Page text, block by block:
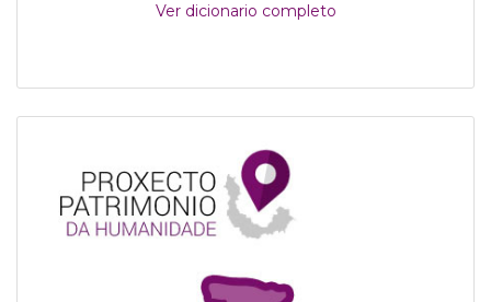
Ver dicionario completo